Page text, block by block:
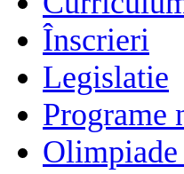
Înscrieri
Legislatie
Programe